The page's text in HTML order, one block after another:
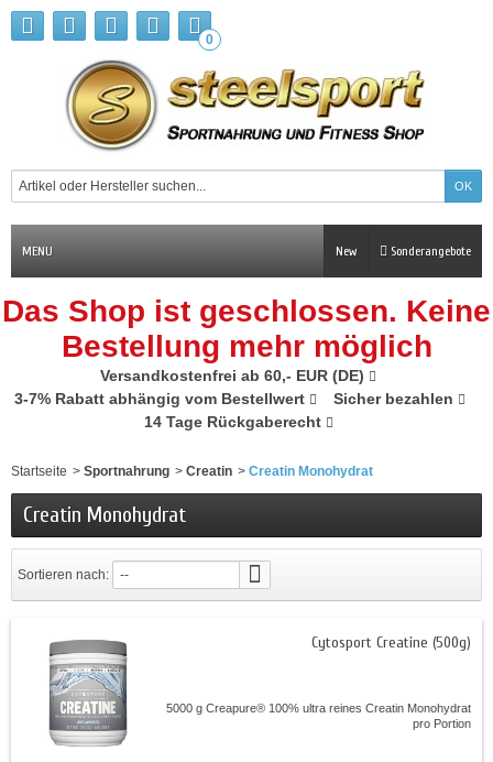
0
MENU Sonderangebote
New
Das Shop ist geschlossen. Keine
Bestellung mehr möglich
Versandkostenfrei ab 60,- EUR (DE)
3-7% Rabatt abhängig vom Bestellwert
Sicher bezahlen
14 Tage Rückgaberecht
Startseite > Sportnahrung > Creatin > Creatin Monohydrat
Creatin Monohydrat
Sortieren nach: --
Cytosport Creatine (500g)
5000 g Creapure® 100% ultra reines Creatin Monohydrat
pro Portion